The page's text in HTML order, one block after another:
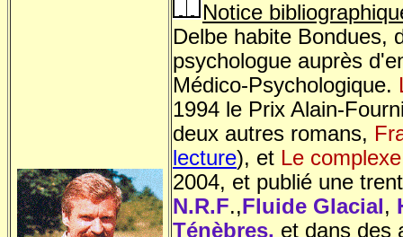
Notice
Delbe habite Bondues,
psychologue auprès
Médico-Psychologique.
1994 le Prix Alain-
deux autres romans,
lecture), et Le
2004, et publié une
N.R.F.,Fluide Glacial,
Ténèbres, et dans des